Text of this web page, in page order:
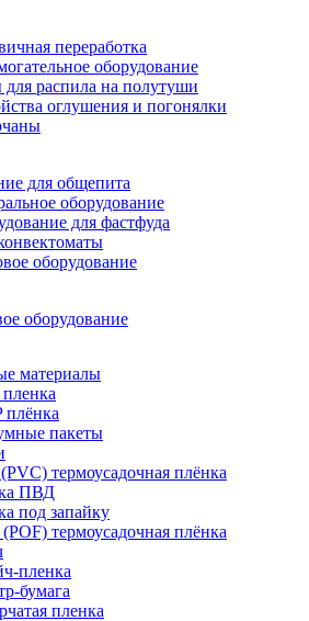
переработка
оборудование
распила на полутуши
оглушения и погонялки
для общепита
оборудование
для фастфуда
оборудование
оборудование
материалы
плёнка
пакеты
термоусадочная плёнка
ПВД
под запайку
термоусадочная плёнка
пленка
бумага
пленка